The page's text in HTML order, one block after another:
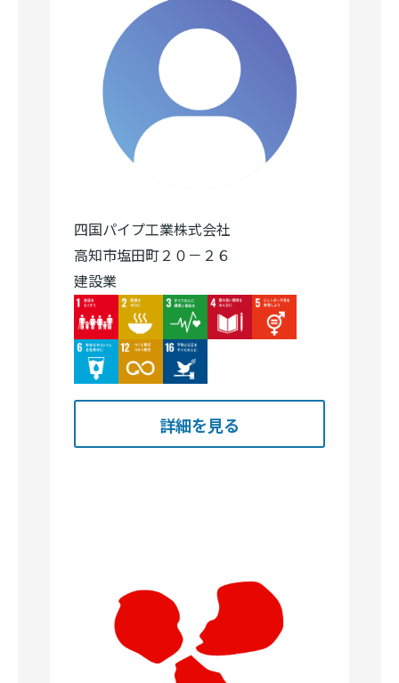
四国パイプ工業株式会社
高知市塩田町２０－２６
建設業
Image
Image Image Image Image
Image Image Image
詳細を見る